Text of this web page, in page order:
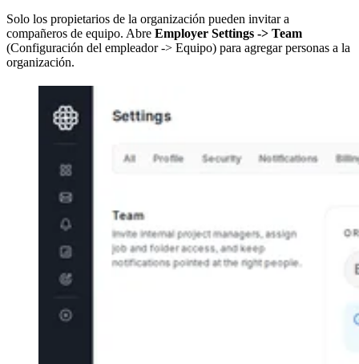
Solo los propietarios de la organización pueden invitar a
compañeros de equipo. Abre Employer Settings -> Team
(Configuración del empleador -> Equipo) para agregar personas a la
organización.